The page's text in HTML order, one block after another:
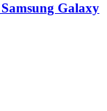
Galaxy